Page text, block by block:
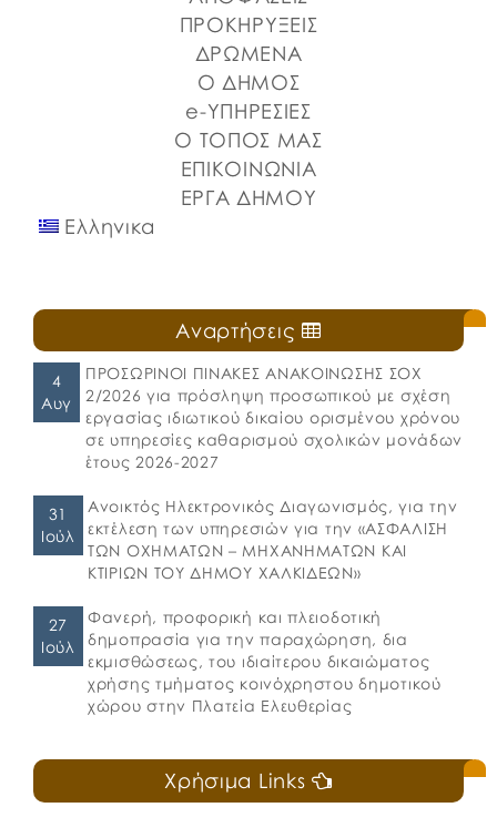
Στερεάς Ελλάδας και του Ο.Π.Α.ΣΤ.Ε, του Οργανισμού
Λιμένων Ν. Εύβοιας και του Επιμελητηρίου Εύβοιας.
⚓️Η επίσημη έναρξη πραγματοποιήθηκε με την
ΠΡΟΚΗΡΥΞΕΙΣ
ΔΡΩΜΕΝΑ
Ο ΔΗΜΟΣ
e-ΥΠΗΡΕΣΙΕΣ
Ο ΤΟΠΟΣ ΜΑΣ
ΕΠΙΚΟΙΝΩΝΙΑ
ΕΡΓΑ ΔΗΜΟΥ
Ελληνικα
Αναρτήσεις
4
Αυγ
ΠΡΟΣΩΡΙΝΟΙ ΠΙΝΑΚΕΣ ΑΝΑΚΟΙΝΩΣΗΣ ΣΟΧ
2/2026 για πρόσληψη προσωπικού με σχέση
εργασίας ιδιωτικού δικαίου ορισμένου χρόνου
σε υπηρεσίες καθαρισμού σχολικών μονάδων
έτους 2026-2027
31
Ιούλ
Ανοικτός Ηλεκτρονικός Διαγωνισμός, για την
εκτέλεση των υπηρεσιών για την «ΑΣΦΑΛΙΣΗ
ΤΩΝ ΟΧΗΜΑΤΩΝ – ΜΗΧΑΝΗΜΑΤΩΝ ΚΑΙ
ΚΤΙΡΙΩΝ ΤΟΥ ΔΗΜΟΥ ΧΑΛΚΙΔΕΩΝ»
27
Ιούλ
Φανερή, προφορική και πλειοδοτική
δημοπρασία για την παραχώρηση, δια
εκμισθώσεως, του ιδιαίτερου δικαιώματος
χρήσης τμήματος κοινόχρηστου δημοτικού
χώρου στην Πλατεία Ελευθερίας
Χρήσιμα Links